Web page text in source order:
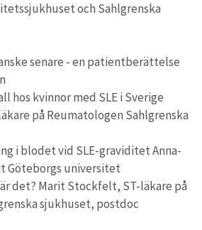
och Sahlgrenska
senare - en patientberättelse
hos kvinnor med SLE i Sverige
på Reumatologen Sahlgrenska
i blodet vid SLE-graviditet Anna-
Göteborgs universitet
är det? Marit Stockfelt, ST-läkare på
sjukhuset, postdoc